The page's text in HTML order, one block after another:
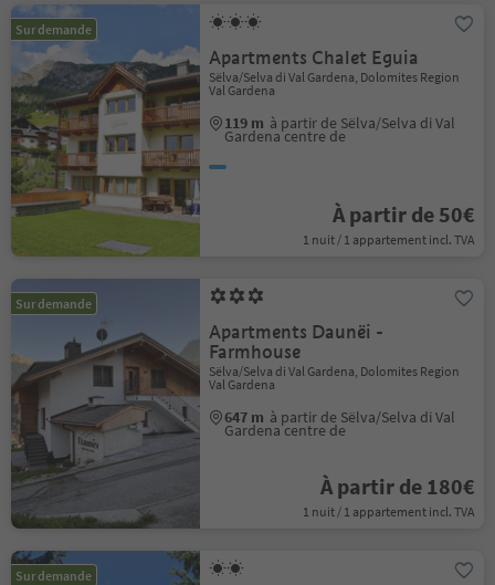
Sur demande
Apartments Chalet Eguia
Sëlva/Selva di Val Gardena, Dolomites Region
Val Gardena
119 m à partir de Sëlva/Selva di Val
Gardena centre de
À partir de 50€
1 nuit / 1 appartement incl. TVA
Sur demande
Apartments Daunëi -
Farmhouse
Sëlva/Selva di Val Gardena, Dolomites Region
Val Gardena
647 m à partir de Sëlva/Selva di Val
Gardena centre de
À partir de 180€
1 nuit / 1 appartement incl. TVA
Sur demande